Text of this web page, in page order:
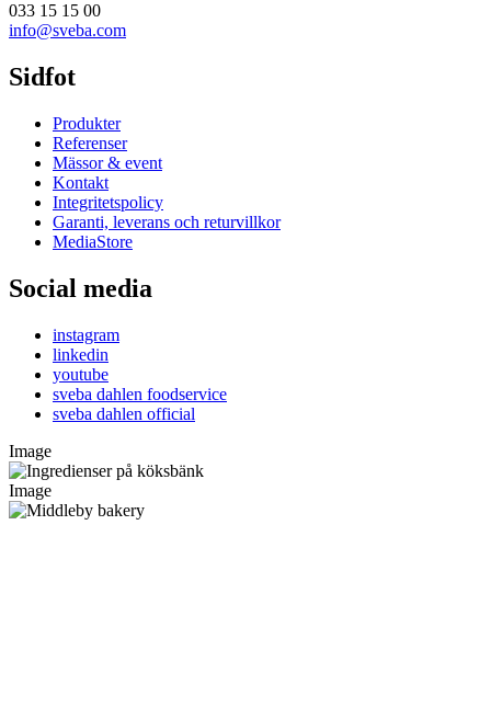
033 15 15 00
info@sveba.com
Sidfot
Produkter
Referenser
Mässor & event
Kontakt
Integritetspolicy
Garanti, leverans och returvillkor
MediaStore
Social media
instagram
linkedin
youtube
sveba dahlen foodservice
sveba dahlen official
Image
Image